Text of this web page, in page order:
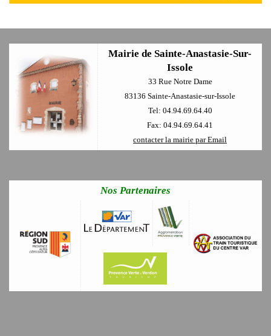
Mairie de Sainte-Anastasie-Sur-
Issole
33 Rue Notre Dame
83136 Sainte-Anastasie-sur-Issole
Tel: 04.94.69.64.40
Fax: 04.94.69.64.41
contacter la mairie par Email
Nos Partenaires